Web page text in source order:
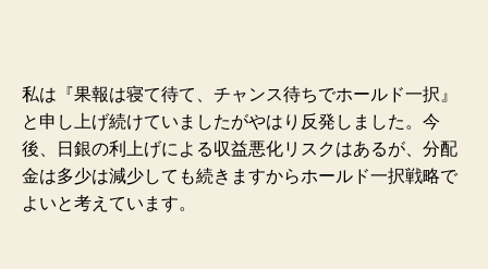
私は『果報は寝て待て、チャンス待ちでホールド一択』
と申し上げ続けていましたがやはり反発しました。今
後、日銀の利上げによる収益悪化リスクはあるが、分配
金は多少は減少しても続きますからホールド一択戦略で
よいと考えています。